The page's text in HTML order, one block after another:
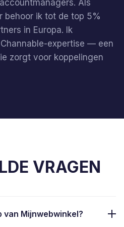
Als
behoor ik tot de top 5%
in Europa. Ik
expertise — een
zorgt voor koppelingen
VRAGEN
van Mijnwebwinkel?